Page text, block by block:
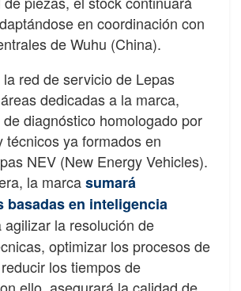
en coordinación con
de Wuhu (China).
red de servicio de Lepas
dedicadas a la marca,
diagnóstico homologado por
técnicos ya formados en
NEV (New Energy Vehicles).
la marcasumará
basadas en inteligencia
agilizar la resolución de
optimizar los procesos de
los tiempos de
ello, asegurará la calidad de